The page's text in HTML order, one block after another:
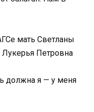
мать Светланы
Лукерья Петровна
должна я — у меня